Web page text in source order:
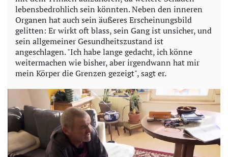
e
o
lebensbedrohlich sein könnten. Neben den inneren
Organen hat auch sein äußeres Erscheinungsbild
gelitten: Er wirkt oft blass, sein Gang ist unsicher, und
sein allgemeiner Gesundheitszustand ist
angeschlagen. "Ich habe lange gedacht, ich könne
weitermachen wie bisher, aber irgendwann hat mir
mein Körper die Grenzen gezeigt", sagt er.